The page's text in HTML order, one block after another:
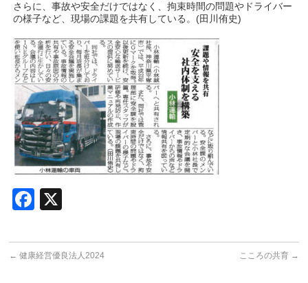
さらに、事故や安全だけではなく、拘束時間の問題やドライバー
の様子など、現場の課題を共有している。(田川侑史)
Facebook
← 健康経営優良法人2024 こころの共育 →